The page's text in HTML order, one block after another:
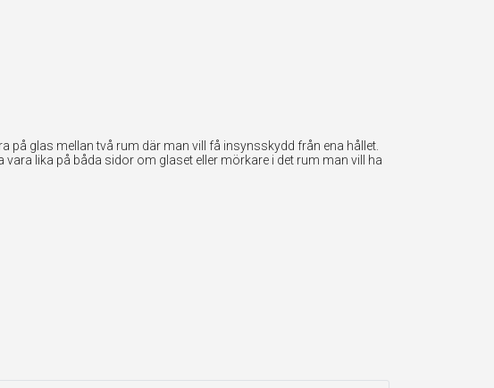
glas mellan två rum där man vill få insynsskydd från ena hållet.
lika på båda sidor om glaset eller mörkare i det rum man vill ha